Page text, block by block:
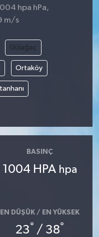
hpa hPa,
m/s
Gülağaç
Ortaköy
BASINÇ
1004 HPA hpa
EN DÜŞÜK / EN YÜKSEK
23° / 38°